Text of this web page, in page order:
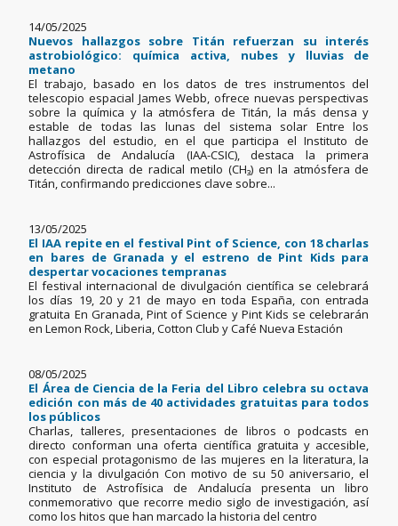
14/05/2025
Nuevos hallazgos sobre Titán refuerzan su interés
astrobiológico: química activa, nubes y lluvias de
metano
El trabajo, basado en los datos de tres instrumentos del
telescopio espacial James Webb, ofrece nuevas perspectivas
sobre la química y la atmósfera de Titán, la más densa y
estable de todas las lunas del sistema solar Entre los
hallazgos del estudio, en el que participa el Instituto de
Astrofísica de Andalucía (IAA-CSIC), destaca la primera
detección directa de radical metilo (CH₃) en la atmósfera de
Titán, confirmando predicciones clave sobre...
13/05/2025
El IAA repite en el festival Pint of Science, con 18 charlas
en bares de Granada y el estreno de Pint Kids para
despertar vocaciones tempranas
El festival internacional de divulgación científica se celebrará
los días 19, 20 y 21 de mayo en toda España, con entrada
gratuita En Granada, Pint of Science y Pint Kids se celebrarán
en Lemon Rock, Liberia, Cotton Club y Café Nueva Estación
08/05/2025
El Área de Ciencia de la Feria del Libro celebra su octava
edición con más de 40 actividades gratuitas para todos
los públicos
Charlas, talleres, presentaciones de libros o podcasts en
directo conforman una oferta científica gratuita y accesible,
con especial protagonismo de las mujeres en la literatura, la
ciencia y la divulgación Con motivo de su 50 aniversario, el
Instituto de Astrofísica de Andalucía presenta un libro
conmemorativo que recorre medio siglo de investigación, así
como los hitos que han marcado la historia del centro